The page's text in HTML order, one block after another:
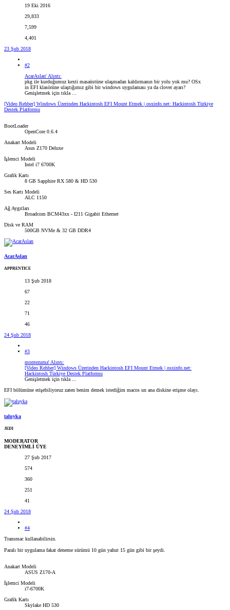
19 Eki 2016
29,833
7,599
4,401
23 Şub 2018
#2
AcarAslan' Alıntı:
pkg ile kurduğumuz kexti masaüstüne ulaşmadan kaldırmanın bir yolu yok mu? OSx
in EFI klasörüne ulaştığımız gibi bir windows uygulaması ya da clover ayarı?
Genişletmek için tıkla ...
[Video Rehber] Windows Üzerinden Hackintosh EFI Mount Etmek | osxinfo.net: Hackintosh Türkiye
Destek Platformu
BootLoader
OpenCore 0.6.4
Anakart Modeli
Asus Z170 Deluxe
İşlemci Modeli
Intel i7 6700K
Grafik Kartı
8 GB Sapphire RX 580 & HD 530
Ses Kartı Modeli
ALC 1150
Ağ Aygıtları
Broadcom BCM43xx - I211 Gigabit Ethernet
Disk ve RAM
500GB NVMe & 32 GB DDR4
AcarAslan
APPRENTICE
13 Şub 2018
67
22
71
46
24 Şub 2018
#3
montezuma' Alıntı:
[Video Rehber] Windows Üzerinden Hackintosh EFI Mount Etmek | osxinfo.net:
Hackintosh Türkiye Destek Platformu
Genişletmek için tıkla ...
EFI bölümüne erişebiliyoruz zaten benim demek istediğim macos un ana diskine erişme olayı.
taluyka
JEDI
MODERATOR
DENEYİMLİ ÜYE
27 Şub 2017
574
360
251
41
24 Şub 2018
#4
Transmac kullanabilirsin.
Paralı bir uygulama fakat deneme sürümü 10 gün yahut 15 gün gibi bir şeydi.
Anakart Modeli
ASUS Z170-A
İşlemci Modeli
i7-6700K
Grafik Kartı
Skylake HD 530